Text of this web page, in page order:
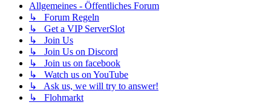
Allgemeines - Öffentliches Forum
↳ Forum Regeln
↳ Get a VIP ServerSlot
↳ Join Us
↳ Join Us on Discord
↳ Join us on facebook
↳ Watch us on YouTube
↳ Ask us, we will try to answer!
↳ Flohmarkt